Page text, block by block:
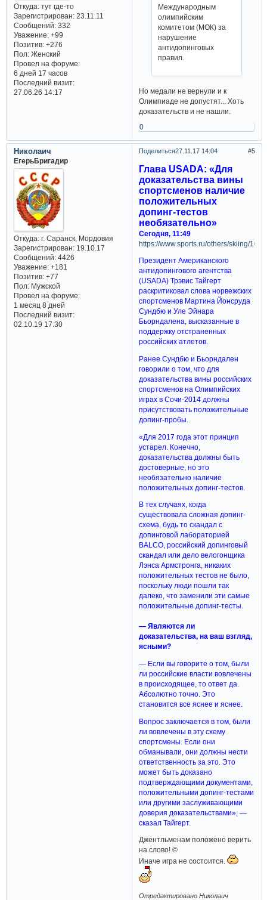
Откуда:тут где-то
Зарегистрирован: 23.11.11
Сообщений:332
Уважение: +99
Позитив: +276
Пол:Женский
Провел на форуме:
6 дней 17 часов
Последний визит:
27.06.26 14:17
Международным
олимпийским
комитетом (МОК) за
нарушение
антидопинговых
правил.
Но медали не вернули и к
Олимпиаде не допустят... Хоть
доказательств и не нашли.
0
Поделиться 5
27.11.17 14:04
Николаич
ЕгерьБригадир
Откуда:г. Саранск, Мордовия
Зарегистрирован: 19.10.17
Сообщений:4426
Уважение: +181
Позитив: +77
Пол:Мужской
Провел на форуме:
1 месяц 8 дней
Последний визит:
02.10.19 17:30
Глава USADA: «Для
доказательства вины
спортсменов наличие
положительных
допинг-тестов
необязательно»
Сегодня, 11:49
https://www.sports.ru/others/skiing/
Президент Американского
антидопингового агентства
(USADA) Трэвис Тайгерт
раскритиковал слова норвежских
спортсменов Мартина Йонсруда
Сундбю и Уле Эйнара
Бьорндалена, высказанные в
поддержку отстраненных
российских атлетов.
Ранее Сундбю и Бьорндален
говорили о том, что для
доказательства вины российских
спортсменов на Олимпийских
играх в Сочи-2014 должны
присутствовать положительные
допинг-пробы.
«Для 2017 года этот принцип
устарел. Конечно,
доказательства должны быть
достоверные, но это
необязательно наличие
положительных допинг-тестов.
В тех случаях, когда
существовала сложная допинг-
схема, будь то скандал с
допинговой лабораторией
BALCO, российский допинговый
скандал или дело велогонщика
Лэнса Армстронга, никаких
положительных тестов не было,
поскольку люди пошли так
далеко, что заменили эти самые
положительные допинг-тесты.
— Являются ли
доказательства, на ваш взгляд,
ясными?
— Если вы говорите о том, были
ли российские власти вовлечены
в происходящее, то ответ да.
Абсолютно точно. Это
становится все яснее и яснее.
Вопрос заключается в том, были
ли вовлечены в эту схему
спортсмены. Если они
обманывали, они должны нести
ответственность за это. Это
может быть доказано
подтверждающими документами,
положительными допинг-тестами
или другими заслуживающими
доверия доказательствами», —
сказал Тайгерт.
Джентльменам положено верить
на слово! ©
Иначе игра не состоится.
Отредактировано Николаич